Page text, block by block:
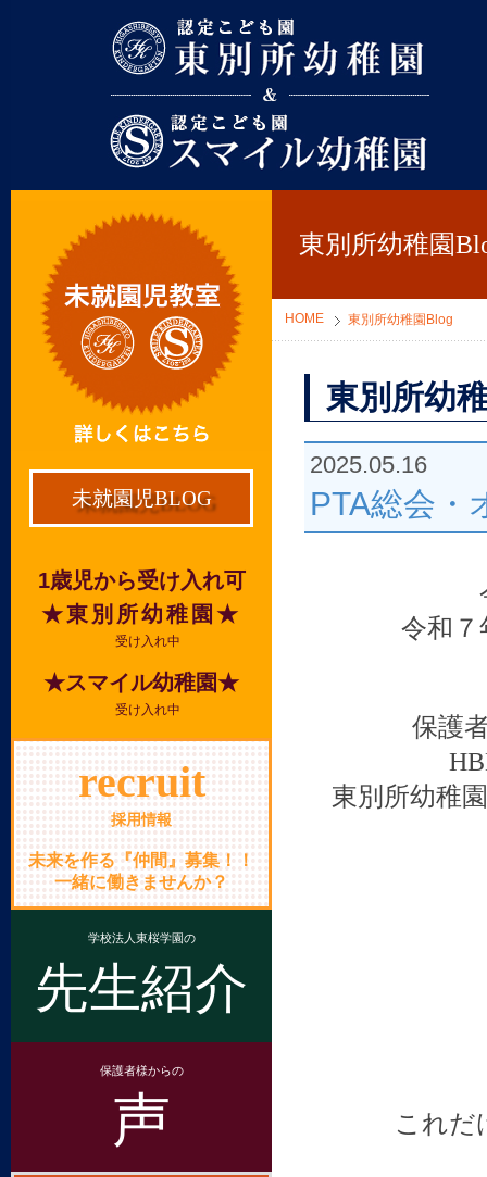
東別所幼稚園
HOME 東別所幼稚園Blog
東別所幼
2025.05.16
PTA総会・
令和
保護
東別所幼稚
これだ
未就園児BLOG
1歳児から受け入れ可
★東別所幼稚園★
受け入れ中
★スマイル幼稚園★
受け入れ中
recruit
採用情報
未来を作る『仲間』募集！！
一緒に働きませんか？
学校法人東桜学園の
先生紹介
保護者様からの
声